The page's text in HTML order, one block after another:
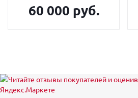
60 000 руб.